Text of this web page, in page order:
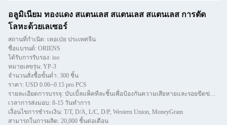
อลูมิเนียม ทองแดง สแตนเลส สแตนเลส สแตนเลส การตัด
โลหะด้วยเลเซอร์
สถานที่กำเนิด: เหอเป่ย ประเทศจีน
ชื่อแบรนด์: ORIENS
ได้รับการรับรอง: iso
หมายเลขรุ่น: YP-3
จำนวนสั่งซื้อขั้นต่ำ: 300 ชิ้น
ราคา: USD 0.06~0.15 pro PCS
รายละเอียดการบรรจุ: บับเบิ้ลแพ็คทีละชิ้นเพื่อป้องกันความเสียหายและรอยขีดข่วนในการขนย้าย จากนั้นใส่ลงในกล่อง
เวลาการส่งมอบ: 8-15 วันทำการ
เงื่อนไขการชำระเงิน: T/T, D/A, L/C, D/P, Western Union, MoneyGram
สามารถในการผลิต: 20,000 ชิ้นต่อเดือน